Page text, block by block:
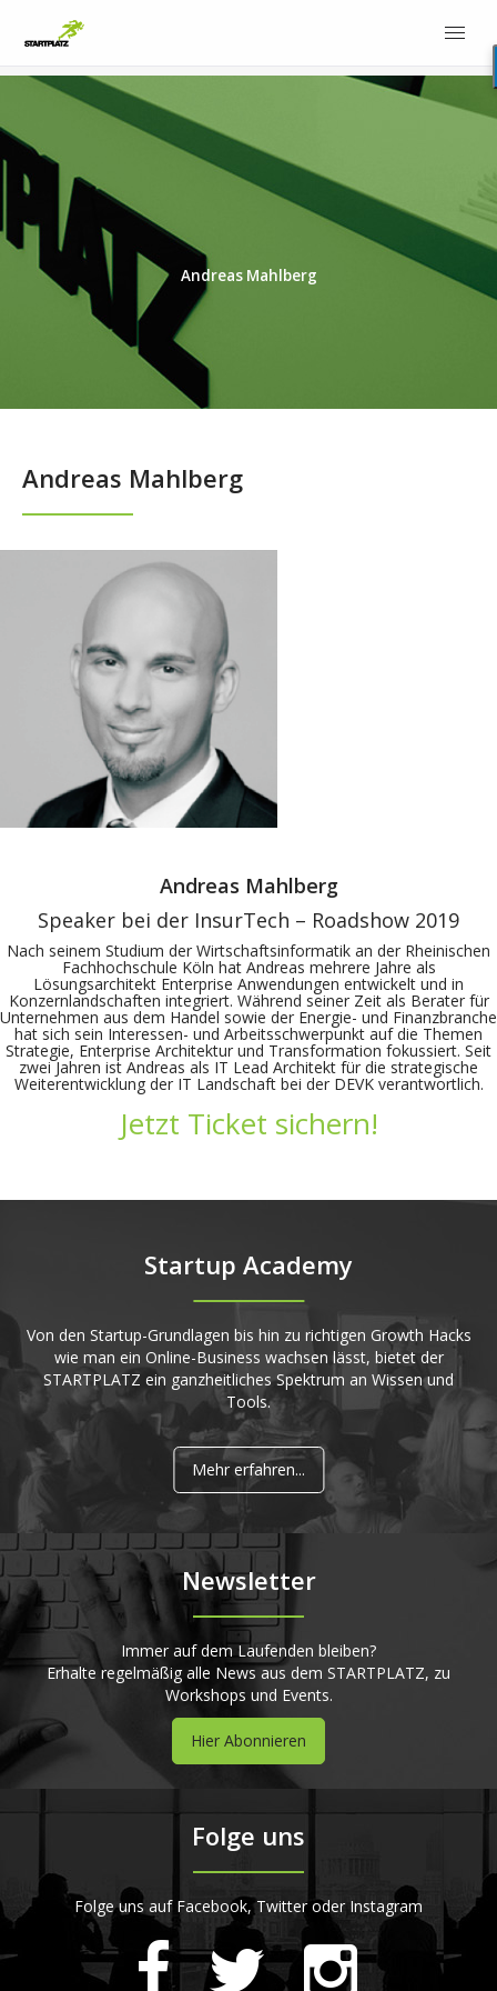
Andreas Mahlberg
Andreas Mahlberg
Andreas Mahlberg
Speaker bei der InsurTech – Roadshow 2019
Nach seinem Studium der Wirtschaftsinformatik an der Rheinischen
Fachhochschule Köln hat Andreas mehrere Jahre als
Lösungsarchitekt Enterprise Anwendungen entwickelt und in
Konzernlandschaften integriert. Während seiner Zeit als Berater für
Unternehmen aus dem Handel sowie der Energie- und Finanzbranche
hat sich sein Interessen- und Arbeitsschwerpunkt auf die Themen
Strategie, Enterprise Architektur und Transformation fokussiert. Seit
zwei Jahren ist Andreas als IT Lead Architekt für die strategische
Weiterentwicklung der IT Landschaft bei der DEVK verantwortlich.
Jetzt Ticket sichern!
Startup Academy
Von den Startup-Grundlagen bis hin zu richtigen Growth Hacks
wie man ein Online-Business wachsen lässt, bietet der
STARTPLATZ ein ganzheitliches Spektrum an Wissen und
Tools.
Mehr erfahren...
Newsletter
Immer auf dem Laufenden bleiben?
Erhalte regelmäßig alle News aus dem STARTPLATZ, zu
Workshops und Events.
Hier Abonnieren
Folge uns
Folge uns auf Facebook, Twitter oder Instagram